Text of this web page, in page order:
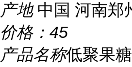
产地 中国 河南郑
价格： 45
产品名称低聚果